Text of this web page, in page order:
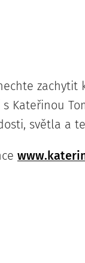
zachytit
Kateřinou
světla a